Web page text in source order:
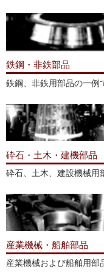
鉄鋼・非鉄部品
鉄鋼、非鉄用部品の一例
砕石・土木・建機部品
砕石、土木、建設機械用
産業機械・船舶部品
産業機械および船舶用部